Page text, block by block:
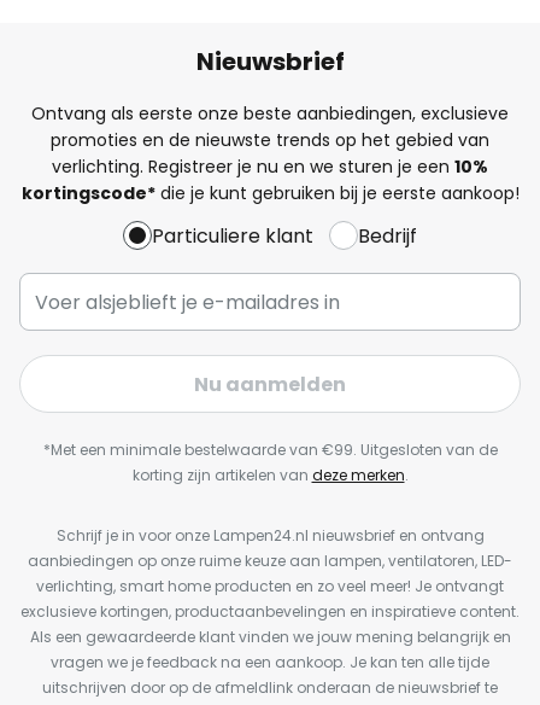
Nieuwsbrief
Ontvang als eerste onze beste aanbiedingen, exclusieve
promoties en de nieuwste trends op het gebied van
verlichting. Registreer je nu en we sturen je een 10%
kortingscode*die je kunt gebruiken bij je eerste aankoop!
Particuliere klant Bedrijf
Nu aanmelden
*Met een minimale bestelwaarde van €99. Uitgesloten van de
korting zijn artikelen van deze merken.
Schrijf je in voor onze Lampen24.nl nieuwsbrief en ontvang
aanbiedingen op onze ruime keuze aan lampen, ventilatoren, LED-
verlichting, smart home producten en zo veel meer! Je ontvangt
exclusieve kortingen, productaanbevelingen en inspiratieve content.
Als een gewaardeerde klant vinden we jouw mening belangrijk en
vragen we je feedback na een aankoop. Je kan ten alle tijde
uitschrijven door op de afmeldlink onderaan de nieuwsbrief te